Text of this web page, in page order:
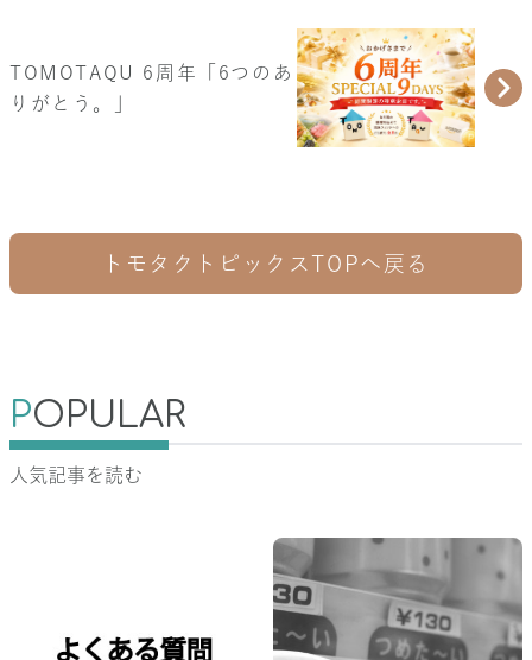
TOMOTAQU 6周年「6つのあ
りがとう。」
トモタクトピックスTOPへ戻る
POPULAR
人気記事を読む